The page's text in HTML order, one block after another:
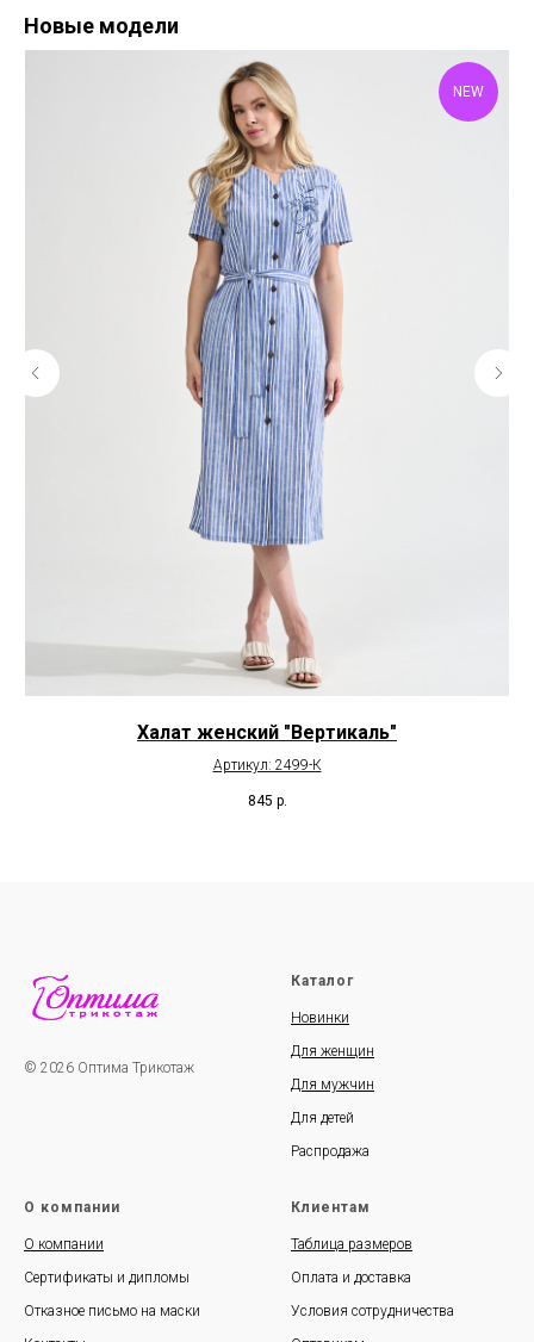
Новые модели
NEW
Халат женский "Вертикаль"
Артикул: 2499-К
845 р.
© 2026 Оптима Трикотаж
Каталог
Новинки
Для женщин
Для мужчин
Для детей
Распродажа
О компании
О компании
Сертификаты и дипломы
Отказное письмо на маски
Клиентам
Таблица размеров
Оплата и доставка
Условия сотрудничества